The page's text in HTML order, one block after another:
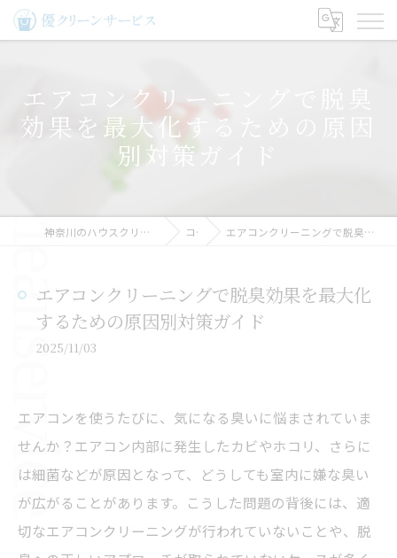
エアコンクリーニングで脱臭
効果を最大化するための原因
別対策ガイド
神奈川のハウスクリーニングなら優クリーンサービス コラム エアコンクリーニングで脱臭効果を最大化するための原因別対策ガイド
エアコンクリーニングで脱臭効果を最大化
するための原因別対策ガイド
2025/11/03
エアコンを使うたびに、気になる臭いに悩まされていま
せんか？エアコン内部に発生したカビやホコリ、さらに
は細菌などが原因となって、どうしても室内に嫌な臭い
が広がることがあります。こうした問題の背後には、適
切なエアコンクリーニングが行われていないことや、脱